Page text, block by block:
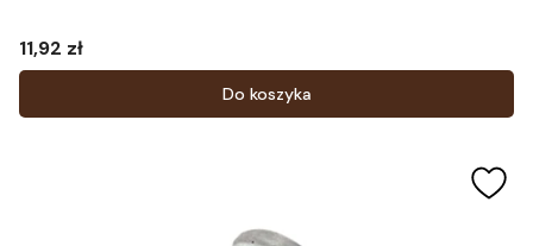
Cena
11,92 zł
Do koszyka